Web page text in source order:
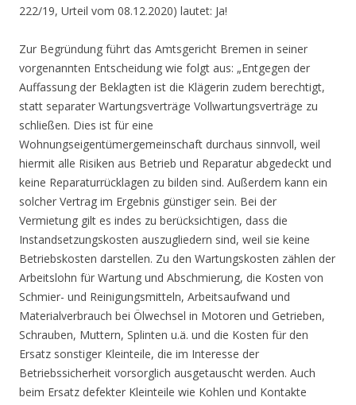
222/19, Urteil vom 08.12.2020) lautet: Ja!
Zur Begründung führt das Amtsgericht Bremen in seiner
vorgenannten Entscheidung wie folgt aus: „Entgegen der
Auffassung der Beklagten ist die Klägerin zudem berechtigt,
statt separater Wartungsverträge Vollwartungsverträge zu
schließen. Dies ist für eine
Wohnungseigentümergemeinschaft durchaus sinnvoll, weil
hiermit alle Risiken aus Betrieb und Reparatur abgedeckt und
keine Reparaturrücklagen zu bilden sind. Außerdem kann ein
solcher Vertrag im Ergebnis günstiger sein. Bei der
Vermietung gilt es indes zu berücksichtigen, dass die
Instandsetzungskosten auszugliedern sind, weil sie keine
Betriebskosten darstellen. Zu den Wartungskosten zählen der
Arbeitslohn für Wartung und Abschmierung, die Kosten von
Schmier- und Reinigungsmitteln, Arbeitsaufwand und
Materialverbrauch bei Ölwechsel in Motoren und Getrieben,
Schrauben, Muttern, Splinten u.ä. und die Kosten für den
Ersatz sonstiger Kleinteile, die im Interesse der
Betriebssicherheit vorsorglich ausgetauscht werden. Auch
beim Ersatz defekter Kleinteile wie Kohlen und Kontakte